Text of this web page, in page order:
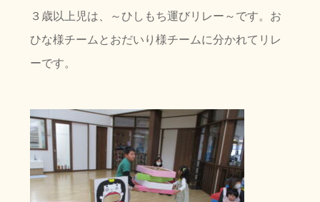
３歳以上児は、～ひしもち運びリレー～です。お
ひな様チームとおだいり様チームに分かれてリレ
ーです。